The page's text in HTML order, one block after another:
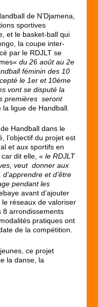
de N’Djamena,
sportives
et le basket-ball qui
la coupe inter-
par le RDJLT se
du 26 août au 2e
féminin des 10
le 1er et 10ème
vont se disputé la
premières seront
ligue de Handball.
Handball dans le
l’objectif du projet est
et aux sportifs en
car dit elle, «le RDJLT
veut donner aux
et d’être
pendant les
avant d’ajouter
le réseaux de valoriser
8 arrondissements
pratiques ont
de la compétition.
ce projet
la danse, la